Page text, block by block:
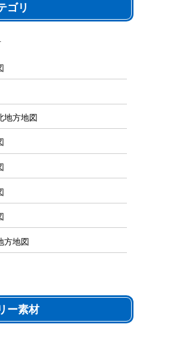
ゴリ
地方地図
方地図
ー素材